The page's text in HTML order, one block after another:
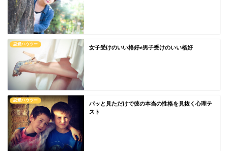
恋愛ハウツー
女子受けのいい格好≠男子受けのいい格好
恋愛ハウツー
パッと見ただけで彼の本当の性格を見抜く心理テ
スト